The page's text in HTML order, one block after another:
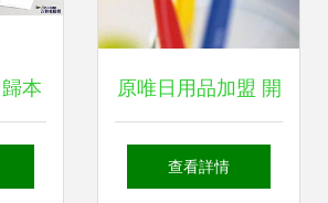
本
裝
原唯日用品加盟 開
啟便捷生活新篇章
查看詳情